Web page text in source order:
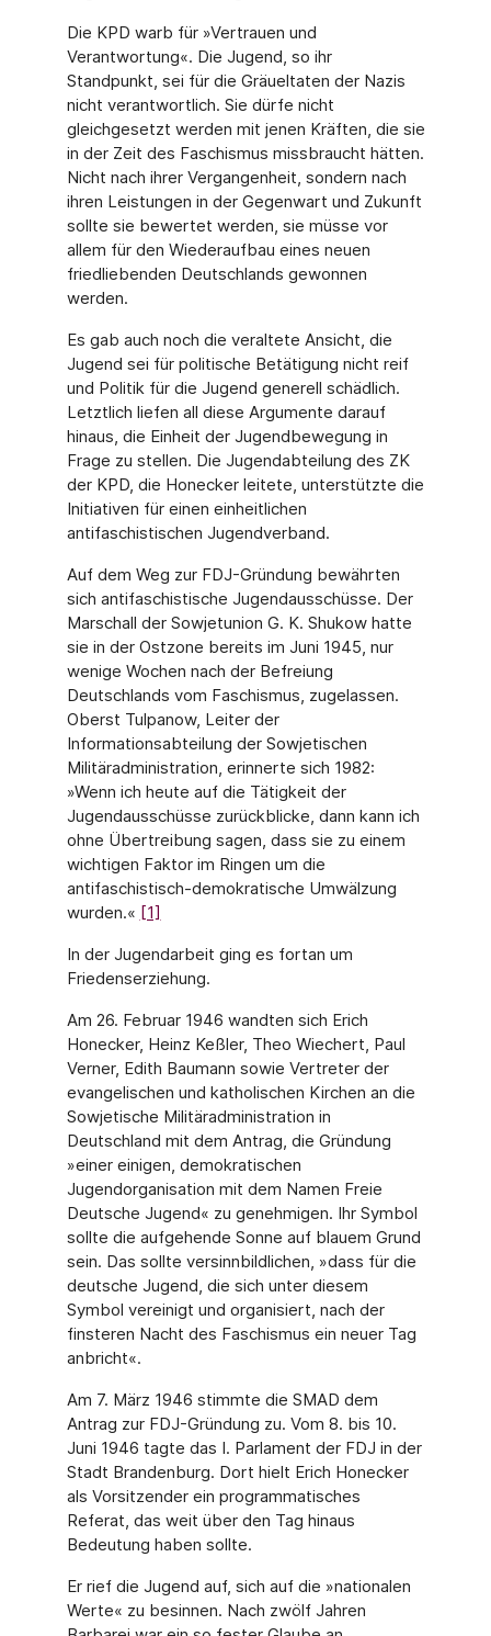
Die KPD warb für »Vertrauen und
Verantwortung«. Die Jugend, so ihr
Standpunkt, sei für die Gräueltaten der Nazis
nicht verantwortlich. Sie dürfe nicht
gleichgesetzt werden mit jenen Kräften, die sie
in der Zeit des Faschismus missbraucht hätten.
Nicht nach ihrer Vergangenheit, sondern nach
ihren Leistungen in der Gegenwart und Zukunft
sollte sie bewertet werden, sie müsse vor
allem für den Wiederaufbau eines neuen
friedliebenden Deutschlands gewonnen
werden.
Es gab auch noch die veraltete Ansicht, die
Jugend sei für politische Betätigung nicht reif
und Politik für die Jugend generell schädlich.
Letztlich liefen all diese Argumente darauf
hinaus, die Einheit der Jugendbewegung in
Frage zu stellen. Die Jugendabteilung des ZK
der KPD, die Honecker leitete, unterstützte die
Initiativen für einen einheitlichen
antifaschistischen Jugendverband.
Auf dem Weg zur FDJ-Gründung bewährten
sich antifaschistische Jugendausschüsse. Der
Marschall der Sowjetunion G. K. Shukow hatte
sie in der Ostzone bereits im Juni 1945, nur
wenige Wochen nach der Befreiung
Deutschlands vom Faschismus, zugelassen.
Oberst Tulpanow, Leiter der
Informationsabteilung der Sowjetischen
Militäradministration, erinnerte sich 1982:
»Wenn ich heute auf die Tätigkeit der
Jugendausschüsse zurückblicke, dann kann ich
ohne Übertreibung sagen, dass sie zu einem
wichtigen Faktor im Ringen um die
antifaschistisch-demokratische Umwälzung
wurden.« [1]
In der Jugendarbeit ging es fortan um
Friedenserziehung.
Am 26. Februar 1946 wandten sich Erich
Honecker, Heinz Keßler, Theo Wiechert, Paul
Verner, Edith Baumann sowie Vertreter der
evangelischen und katholischen Kirchen an die
Sowjetische Militäradministration in
Deutschland mit dem Antrag, die Gründung
»einer einigen, demokratischen
Jugendorganisation mit dem Namen Freie
Deutsche Jugend« zu genehmigen. Ihr Symbol
sollte die aufgehende Sonne auf blauem Grund
sein. Das sollte versinnbildlichen, »dass für die
deutsche Jugend, die sich unter diesem
Symbol vereinigt und organisiert, nach der
finsteren Nacht des Faschismus ein neuer Tag
anbricht«.
Am 7. März 1946 stimmte die SMAD dem
Antrag zur FDJ-Gründung zu. Vom 8. bis 10.
Juni 1946 tagte das I. Parlament der FDJ in der
Stadt Brandenburg. Dort hielt Erich Honecker
als Vorsitzender ein programmatisches
Referat, das weit über den Tag hinaus
Bedeutung haben sollte.
Er rief die Jugend auf, sich auf die »nationalen
Werte« zu besinnen. Nach zwölf Jahren